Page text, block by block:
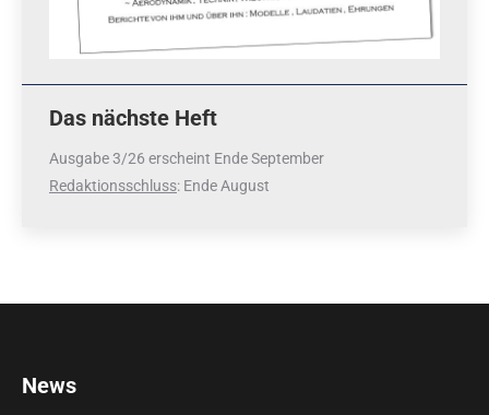
Das nächste Heft
Ausgabe 3/26 erscheint Ende September
Redaktionsschluss: Ende August
News